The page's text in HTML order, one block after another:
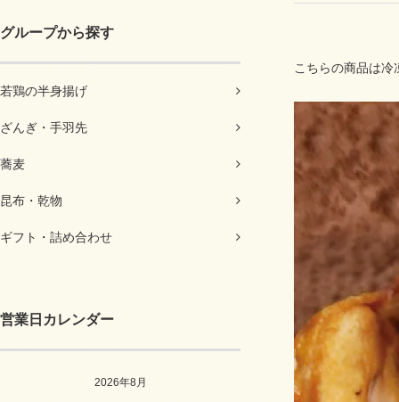
グループから探す
若鶏の半身揚げ
ざんぎ・手羽先
蕎麦
昆布・乾物
ギフト・詰め合わせ
営業日カレンダー
2026年8月
こちらの商品は冷